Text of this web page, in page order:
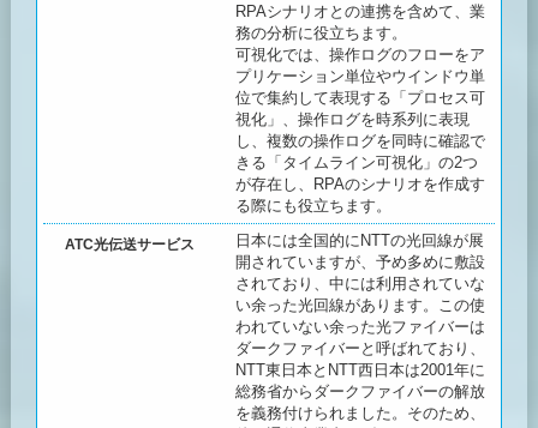
RPAシナリオとの連携を含めて、業
務の分析に役立ちます。
可視化では、操作ログのフローをア
プリケーション単位やウインドウ単
位で集約して表現する「プロセス可
視化」、操作ログを時系列に表現
し、複数の操作ログを同時に確認で
きる「タイムライン可視化」の2つ
が存在し、RPAのシナリオを作成す
る際にも役立ちます。
ATC光伝送サービス
日本には全国的にNTTの光回線が展
開されていますが、予め多めに敷設
されており、中には利用されていな
い余った光回線があります。この使
われていない余った光ファイバーは
ダークファイバーと呼ばれており、
NTT東日本とNTT西日本は2001年に
総務省からダークファイバーの解放
を義務付けられました。そのため、